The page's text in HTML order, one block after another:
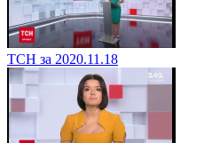
ТСН за 2020.11.18